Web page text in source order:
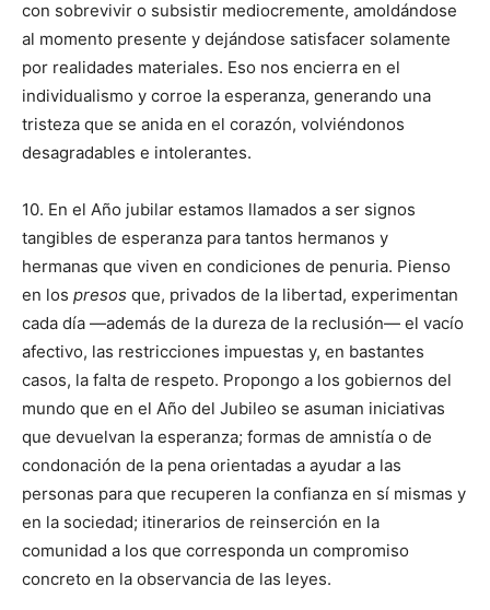
con sobrevivir o subsistir mediocremente, amoldándose
al momento presente y dejándose satisfacer solamente
por realidades materiales. Eso nos encierra en el
individualismo y corroe la esperanza, generando una
tristeza que se anida en el corazón, volviéndonos
desagradables e intolerantes.
10. En el Año jubilar estamos llamados a ser signos
tangibles de esperanza para tantos hermanos y
hermanas que viven en condiciones de penuria. Pienso
en los presos que, privados de la libertad, experimentan
cada día —además de la dureza de la reclusión— el vacío
afectivo, las restricciones impuestas y, en bastantes
casos, la falta de respeto. Propongo a los gobiernos del
mundo que en el Año del Jubileo se asuman iniciativas
que devuelvan la esperanza; formas de amnistía o de
condonación de la pena orientadas a ayudar a las
personas para que recuperen la confianza en sí mismas y
en la sociedad; itinerarios de reinserción en la
comunidad a los que corresponda un compromiso
concreto en la observancia de las leyes.